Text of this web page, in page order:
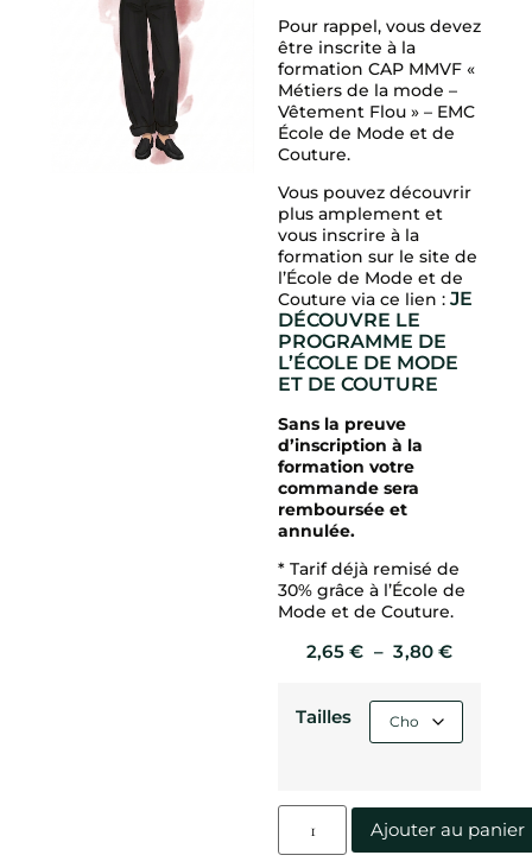
Pour rappel, vous devez
être inscrite à la
formation CAP MMVF «
Métiers de la mode –
Vêtement Flou » – EMC
École de Mode et de
Couture.
Vous pouvez découvrir
plus amplement et
vous inscrire à la
formation sur le site de
l’École de Mode et de
Couture via ce lien : JE
DÉCOUVRE LE
PROGRAMME DE
L’ÉCOLE DE MODE
ET DE COUTURE
Sans la preuve
d’inscription à la
formation votre
commande sera
remboursée et
annulée.
* Tarif déjà remisé de
30% grâce à l’École de
Mode et de Couture.
2,65€ – 3,80€
Tailles
Ajouter au panier